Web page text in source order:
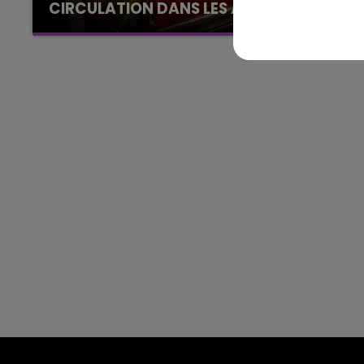
CIRCULATION DANS LES ARDENNES
Un feu de remorque s'est déclaré ce mercredi
14h00 - 15h00
La Radio Pop